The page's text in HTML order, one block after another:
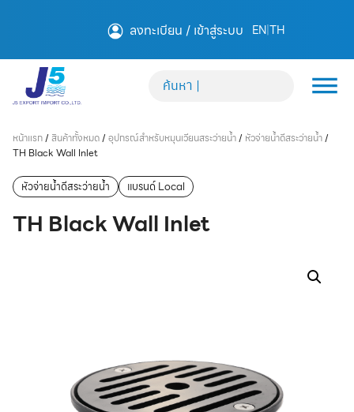
ลงทะเบียน / เข้าสู่ระบบ EN|TH
หน้าแรก/ สินค้าทั้งหมด/ อุปกรณ์สำหรับหมุนเวียนสระว่ายน้ำ/ หัวจ่ายน้ำดีสระว่ายน้ำ/
TH Black Wall Inlet
หัวจ่ายน้ำดีสระว่ายน้ำ แบรนด์ Local
TH Black Wall Inlet